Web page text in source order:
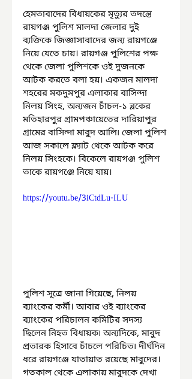
হেমতাবাদের বিধায়কের মৃত্যুর তদন্তে
রায়গঞ্জ পুলিশ মালদা জেলার দুই
ব্যক্তিকে জিজ্ঞাসাবাদের জন্য রায়গঞ্জে
নিয়ে যেতে চায়। রায়গঞ্জ পুলিশের পক্ষ
থেকে জেলা পুলিশকে ওই দুজনকে
আটক করতে বলা হয়। একজন মালদা
শহরের মকদুমপুর এলাকার বাসিন্দা
নিলয় সিংহ, অন্যজন চাঁচল-১ ব্লকের
মতিহারপুর গ্রামপঞ্চায়েতের দারিয়াপুর
গ্রামের বাসিন্দা মাবুদ আলি৷ জেলা পুলিশ
আজ সকালে ফ্ল্যাট থেকে আটক করে
নিলয় সিংহকে। বিকেলে রায়গঞ্জ পুলিশ
তাকে রায়গঞ্জে নিয়ে যায়।
https://youtu.be/3iCtdLu-ILU
পুলিশ সূত্রে জানা গিয়েছে, নিলয়
ব্যাংকের কর্মী। আবার ওই ব্যাংকের
ব্যাংকের পরিচালন কমিটির সদস্য
ছিলেন নিহত বিধায়ক৷ অন্যদিকে, মাবুদ
প্রতারক হিসাবে চাঁচলে পরিচিত৷ দীর্ঘদিন
ধরে রায়গঞ্জে যাতায়াত রয়েছে মাবুদের।
গতকাল থেকে এলাকায় মাবুদকে দেখা